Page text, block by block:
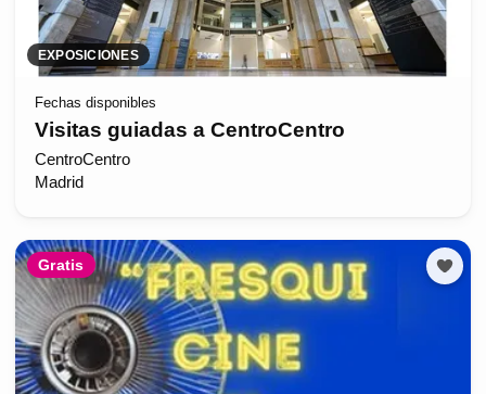
EXPOSICIONES
Fechas disponibles
Visitas guiadas a CentroCentro
CentroCentro
Madrid
Gratis